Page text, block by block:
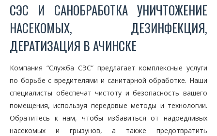
СЭС И САНОБРАБОТКА УНИЧТОЖЕНИЕ
НАСЕКОМЫХ, ДЕЗИНФЕКЦИЯ,
ДЕРАТИЗАЦИЯ В АЧИНСКЕ
Компания “Служба СЭС” предлагает комплексные услуги
по борьбе с вредителями и санитарной обработке. Наши
специалисты обеспечат чистоту и безопасность вашего
помещения, используя передовые методы и технологии.
Обратитесь к нам, чтобы избавиться от надоедливых
насекомых и грызунов, а также предотвратить